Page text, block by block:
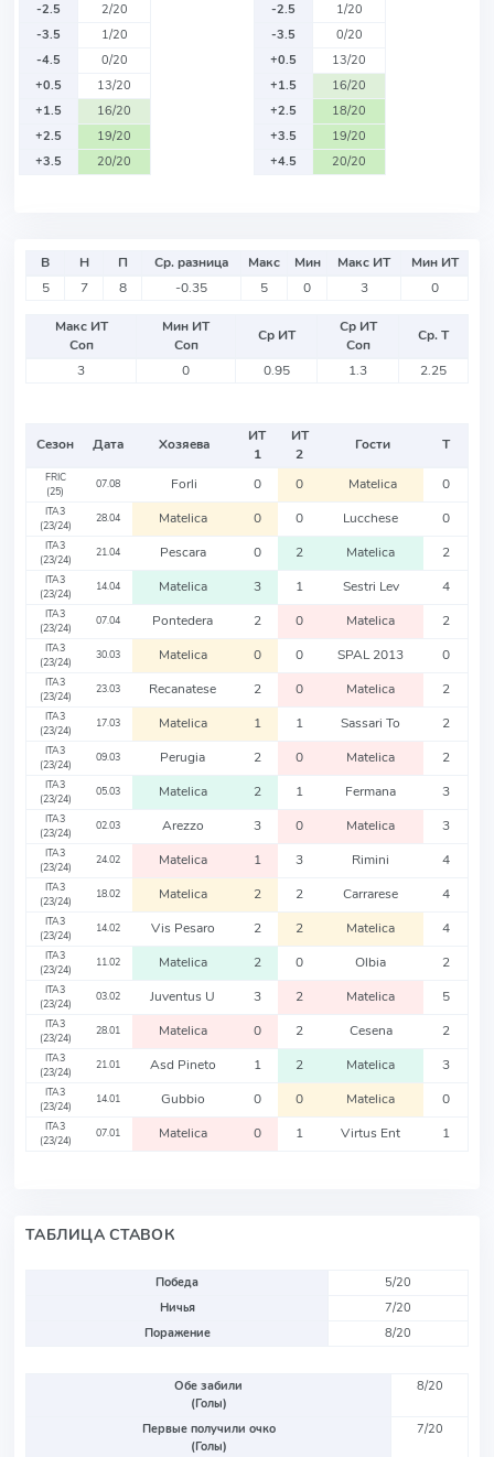
-2.5
2/20
-3.5
1/20
-4.5
0/20
+0.5
13/20
+1.5
16/20
+2.5
19/20
+3.5
20/20
-2.5
1/20
-3.5
0/20
+0.5
13/20
+1.5
16/20
+2.5
18/20
+3.5
19/20
+4.5
20/20
В Н П Ср. разница Макс Мин Макс ИТ
Мин ИТ
5
7 8 -0.35 5 0 3 0
Макс ИТ
Соп
Мин ИТ
Соп
Ср ИТ
Ср ИТ
Соп
Ср. Т
3
0 0.95 1.3 2.25
Сезон Дата Хозяева
ИТ
1
ИТ
2
Гости Т
FRIC
(25)
07.08 Forli 0 0 Matelica 0
ITA3
(23/24)
28.04 Matelica 0 0 Lucchese 0
ITA3
(23/24)
21.04 Pescara 0 2 Matelica 2
ITA3
(23/24)
14.04 Matelica 3 1 Sestri Lev 4
ITA3
(23/24)
07.04 Pontedera 2 0 Matelica 2
ITA3
(23/24)
30.03 Matelica 0 0 SPAL 2013 0
ITA3
(23/24)
23.03 Recanatese 2 0 Matelica 2
ITA3
(23/24)
17.03 Matelica 1 1 Sassari To 2
ITA3
(23/24)
09.03 Perugia 2 0 Matelica 2
ITA3
(23/24)
05.03 Matelica 2 1 Fermana 3
ITA3
(23/24)
02.03 Arezzo 3 0 Matelica 3
ITA3
(23/24)
24.02 Matelica 1 3 Rimini 4
ITA3
(23/24)
18.02 Matelica 2 2 Carrarese 4
ITA3
(23/24)
14.02 Vis Pesaro 2 2 Matelica 4
ITA3
(23/24)
11.02 Matelica 2 0 Olbia 2
ITA3
(23/24)
03.02 Juventus U 3 2 Matelica 5
ITA3
(23/24)
28.01 Matelica 0 2 Cesena 2
ITA3
(23/24)
21.01 Asd Pineto 1 2 Matelica 3
ITA3
(23/24)
14.01 Gubbio 0 0 Matelica 0
ITA3
(23/24)
07.01 Matelica 0 1 Virtus Ent 1
ТАБЛИЦА СТАВОК
Победа
5/20
Ничья
7/20
Поражение
8/20
Обе забили
(Голы)
8/20
Первые получили очко
(Голы)
7/20